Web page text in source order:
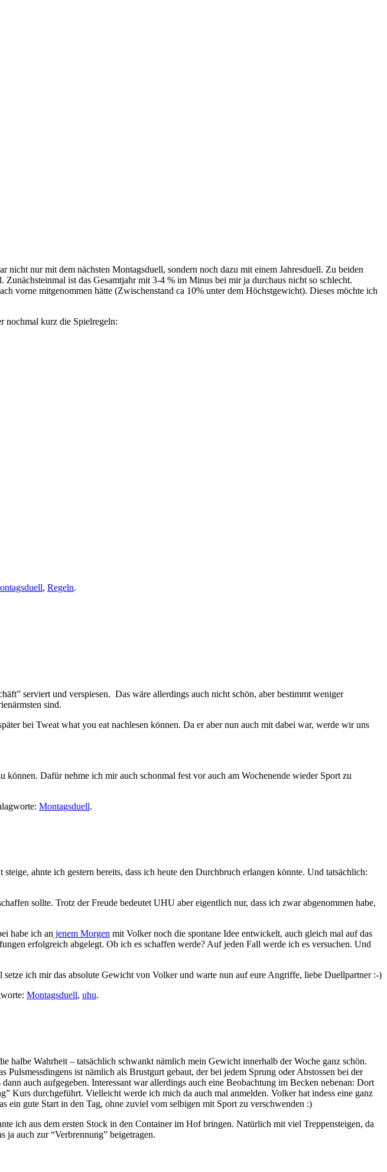
nicht nur mit dem nächsten Montagsduell, sondern noch dazu mit einem Jahresduell. Zu beiden
ist das Gesamtjahr mit 3-4 % im Minus bei mir ja durchaus nicht so schlecht.
vorne mitgenommen hätte (Zwischenstand ca 10% unter dem Höchstgewicht). Dieses möchte ich
nochmal kurz die Spielregeln:
, Regeln.
serviert und verspiesen. Das wäre allerdings auch nicht schön, aber bestimmt weniger
sind.
bei Tweat what you eat nachlesen können. Da er aber nun auch mit dabei war, werde wir uns
Dafür nehme ich mir auch schonmal fest vor auch am Wochenende wieder Sport zu
Montagsduell.
ahnte ich gestern bereits, dass ich heute den Durchbruch erlangen könnte. Und tatsächlich:
sollte. Trotz der Freude bedeutet UHU aber eigentlich nur, dass ich zwar abgenommen habe,
habe ich an jenem Morgen mit Volker noch die spontane Idee entwickelt, auch gleich mal auf das
erfolgreich abgelegt. Ob ich es schaffen werde? Auf jeden Fall werde ich es versuchen. Und
ich mir das absolute Gewicht von Volker und warte nun auf eure Angriffe, liebe Duellpartner :-)
Montagsduell, uhu.
Wahrheit – tatsächlich schwankt nämlich mein Gewicht innerhalb der Woche ganz schön.
ist nämlich als Brustgurt gebaut, der bei jedem Sprung oder Abstossen bei der
auch aufgegeben. Interessant war allerdings auch eine Beobachtung im Becken nebenan: Dort
Kurs durchgeführt. Vielleicht werde ich mich da auch mal anmelden. Volker hat indess eine ganz
ein gute Start in den Tag, ohne zuviel vom selbigen mit Sport zu verschwenden :)
ich aus dem ersten Stock in den Container im Hof bringen. Natürlich mit viel Treppensteigen, da
auch zur “Verbrennung” beigetragen.